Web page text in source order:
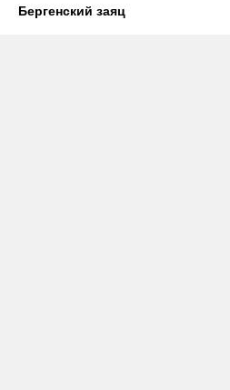
Бергенский заяц